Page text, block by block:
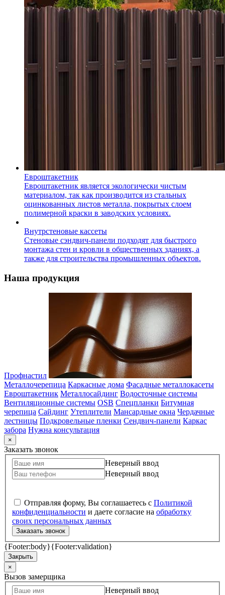
Евроштакетник
Евроштакетник является экологически чистым
материалом, так как производится из стальных
оцинкованных листов металла, покрытых слоем
полимерной краски в заводских условиях.
Внутрстеновые кассеты
Стеновые сэндвич-панели подходят для быстрого
монтажа стен и кровли в общественных зданиях, а
также для строительства промышленных объектов.
Наша продукция
Профнастил
Металлочерепица Каркасные дома Фасадные металлокасеты
Евроштакетник Металлосайдинг Водосточные системы
Вентиляционные системы OSB Спецпланки Битумная
черепица Сайдинг Утеплители Мансардные окна Чердачные
лестницы Подкровельные пленки Сендвич-панели Каркас
забора Нужна консультация
×
Заказать звонок
Неверный ввод
Неверный ввод
Отправляя форму, Вы соглашаетесь с Политикой
конфиденциальности и даете согласие на обработку
своих персональных данных
Заказать звонок
{Footer:body}{Footer:validation}
Закрыть
×
Вызов замерщика
Неверный ввод